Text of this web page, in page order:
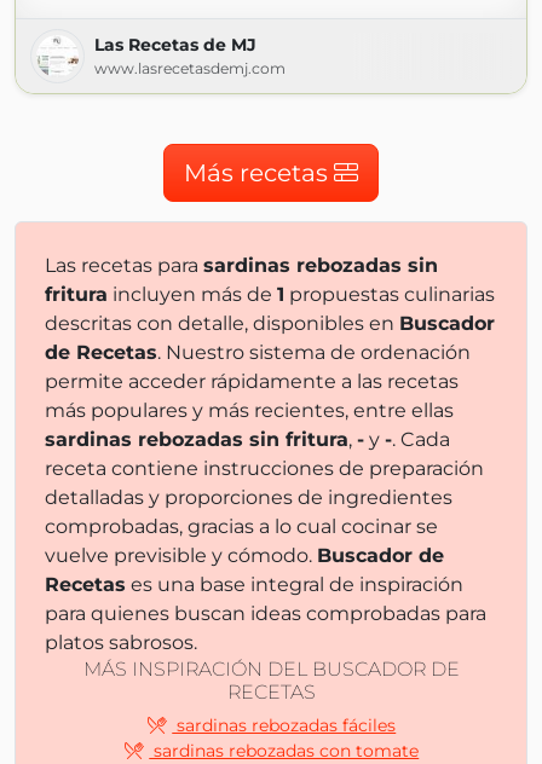
Las Recetas de MJ
www.lasrecetasdemj.com
Más recetas
Las recetas para sardinas rebozadas sin
fritura incluyen más de 1 propuestas culinarias
descritas con detalle, disponibles en Buscador
de Recetas. Nuestro sistema de ordenación
permite acceder rápidamente a las recetas
más populares y más recientes, entre ellas
sardinas rebozadas sin fritura, - y -. Cada
receta contiene instrucciones de preparación
detalladas y proporciones de ingredientes
comprobadas, gracias a lo cual cocinar se
vuelve previsible y cómodo. Buscador de
Recetas es una base integral de inspiración
para quienes buscan ideas comprobadas para
platos sabrosos.
MÁS INSPIRACIÓN DEL BUSCADOR DE
RECETAS
sardinas rebozadas fáciles
sardinas rebozadas con tomate